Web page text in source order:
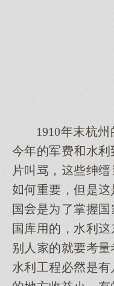
1910年末杭
今年的军费水
片叫骂，些绅
何重，但是
国是了掌握
国库的，水利
别人的就考量
水利工程必是